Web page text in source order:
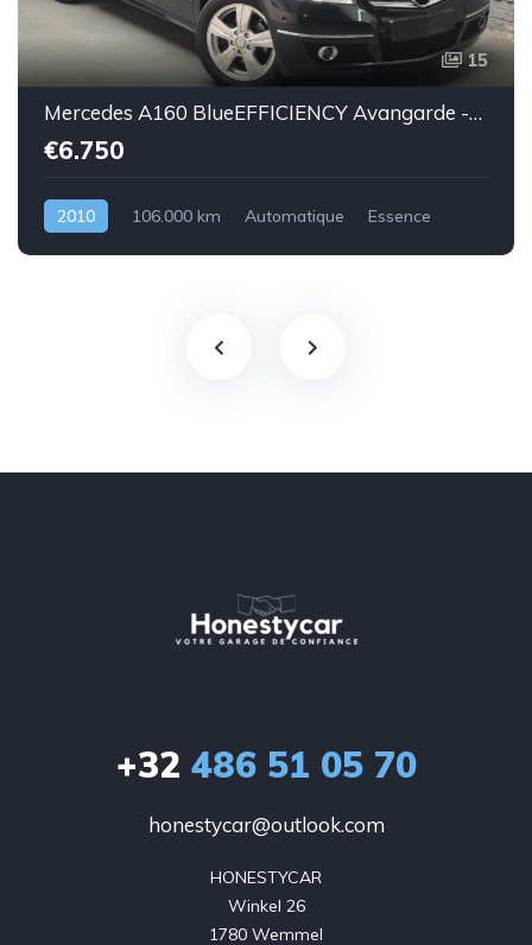
15
Mercedes A160 BlueEFFICIENCY Avangarde -essence euro 5-2010-106.000km-Top état -Garantie
€6.750
2010 106.000 km Automatique Essence
+32 486 51 05 70
honestycar@outlook.com
HONESTYCAR
Winkel 26
1780 Wemmel